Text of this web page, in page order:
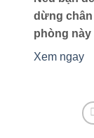
dừng chân
phòng này
Xem ngay